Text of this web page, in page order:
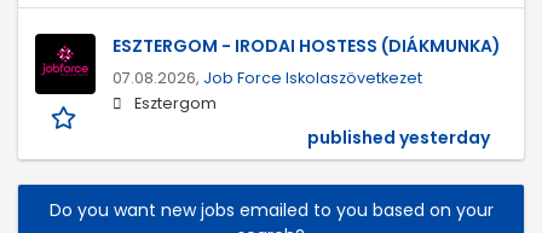
ESZTERGOM - IRODAI HOSTESS (DIÁKMUNKA)
07.08.2026, Job Force Iskolaszövetkezet
Esztergom
published yesterday
Do you want new jobs emailed to you based on your